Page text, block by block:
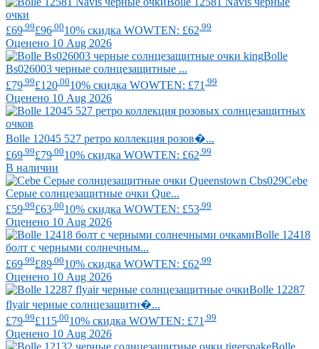
очки
£69 .99£96 .0010% скидка WOWTEN: £62 .99
Оценено 10 Aug 2026
Bolle
Bs026003 черные солнцезащитные ...
£79 .99£120 .0010% скидка WOWTEN: £71 .99
Оценено 10 Aug 2026
Bolle 12045 527 ретро коллекция розов�...
£69 .99£79 .0010% скидка WOWTEN: £62 .99
В наличии
Cebe
Серые солнцезащитные очки Que...
£59 .99£63 .0010% скидка WOWTEN: £53 .99
Оценено 10 Aug 2026
Bolle 12418
болт с черными солнечным...
£69 .99£89 .0010% скидка WOWTEN: £62 .99
Оценено 10 Aug 2026
Bolle 12287
flyair черные солнцезащитн�...
£79 .99£115 .0010% скидка WOWTEN: £71 .99
Оценено 10 Aug 2026
Bolle